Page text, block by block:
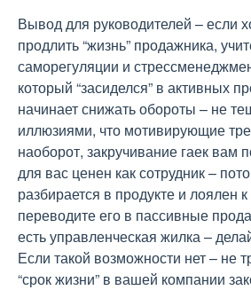
Вывод для руководителей – если
продлить “жизнь” продажника,
саморегуляции и
который “засиделся” в активных
начинает снижать обороты – не
иллюзиями, что мотивирующие
наоборот, закручивание гаек вам
для вас ценен как сотрудник –
разбирается в продукте и лоялен
переводите его в пассивные
есть управленческая жилка –
Если такой возможности нет – не
“срок жизни” в вашей компании